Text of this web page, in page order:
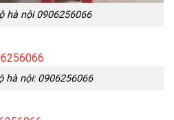
hà nội 0906256066
hà nội: 0906256066